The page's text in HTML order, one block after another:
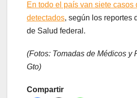
En todo el país van siete casos
detectados, según los reportes
de Salud federal.
(Fotos: Tomadas de Médicos y
Gto)
Compartir